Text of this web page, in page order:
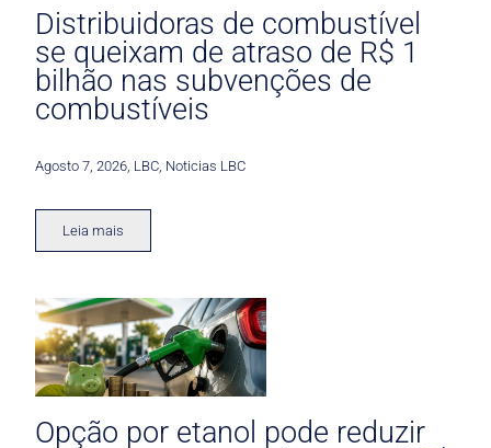
Distribuidoras de combustível
se queixam de atraso de R$ 1
bilhão nas subvenções de
combustíveis
Agosto 7, 2026 LBC Noticias LBC
Leia mais
Opção por etanol pode reduzir